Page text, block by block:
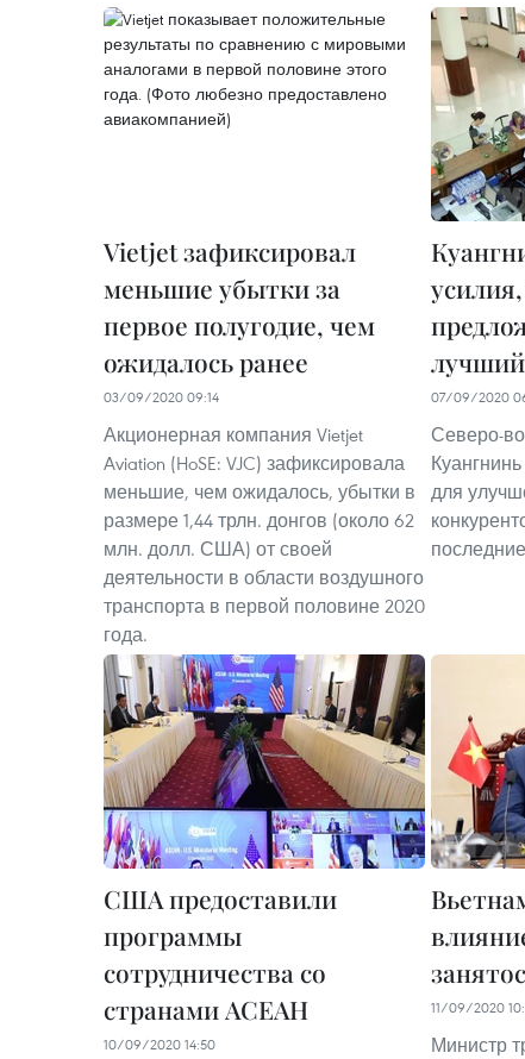
Vietjet зафиксировал
меньшие убытки за
первое полугодие, чем
ожидалось ранее
03/09/2020 09:14
Акционерная компания Vietjet
Aviation (HoSE: VJC) зафиксировала
меньшие, чем ожидалось, убытки в
размере 1,44 трлн. донгов (около 62
млн. долл. США) от своей
деятельности в области воздушного
транспорта в первой половине 2020
года.
07/09/2020
Северо-
для
США предоставили
программы
сотрудничества со
странами АСЕАН
10/09/2020 14:50
11/09/2020
Министр